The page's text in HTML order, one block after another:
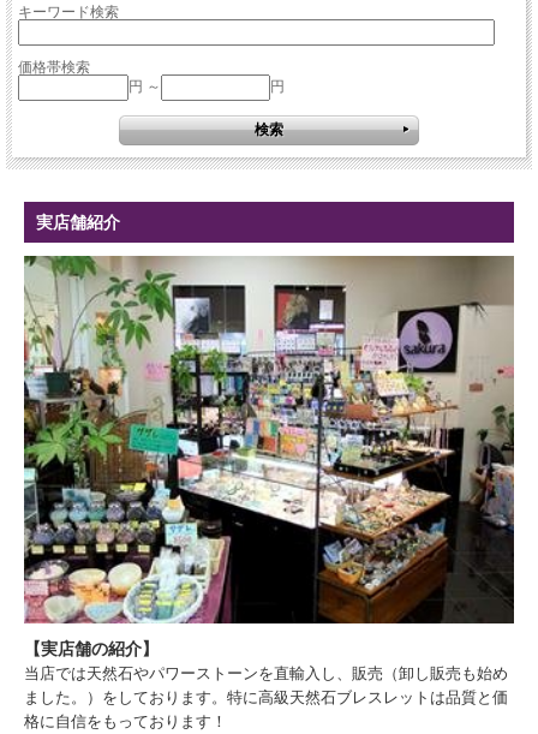
キーワード検索
価格帯検索
円 ～
円
実店舗紹介
【実店舗の紹介】
当店では天然石やパワーストーンを直輸入し、販売（卸し販売も始め
ました。）をしております。特に高級天然石ブレスレットは品質と価
格に自信をもっております！